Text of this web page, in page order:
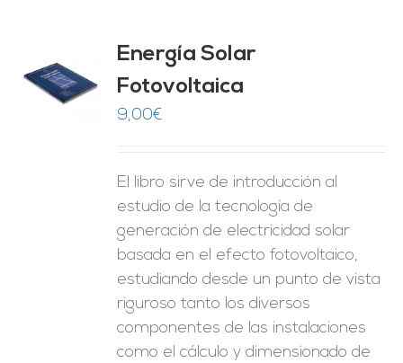
Energía Solar
Fotovoltaica
9,00€
El libro sirve de introducción al
estudio de la tecnología de
generación de electricidad solar
basada en el efecto fotovoltaico,
estudiando desde un punto de vista
riguroso tanto los diversos
componentes de las instalaciones
como el cálculo y dimensionado de